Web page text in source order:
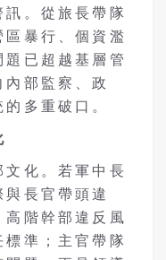
。從旅長帶隊
區暴行、個資濫
已超越基層管
部監察、政
多重破口。
化。若軍中長
長官帶頭違
高階幹部違反風
準；主官帶隊